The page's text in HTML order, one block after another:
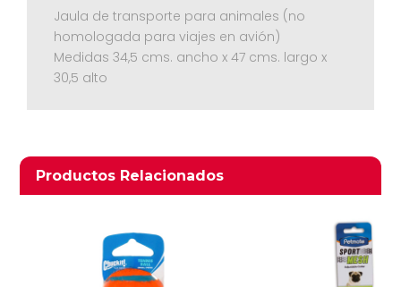
Jaula de transporte para animales (no
homologada para viajes en avión)
Medidas 34,5 cms. ancho x 47 cms. largo x
30,5 alto
Productos Relacionados
Productos relacionados